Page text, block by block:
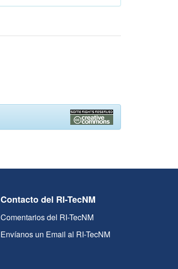
Contacto del RI-TecNM
Comentarios del RI-TecNM
Envíanos un Email al RI-TecNM